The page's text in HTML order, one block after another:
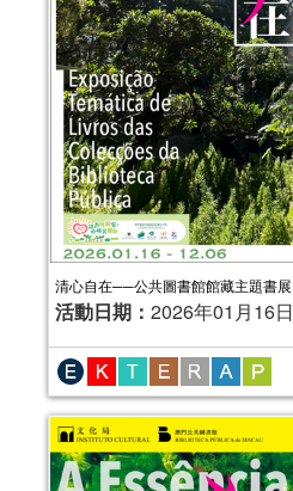
清心自在──公共圖書館館藏主題書展
活動日期： 2026年01月16日